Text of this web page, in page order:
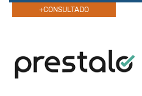
+CONSULTADO